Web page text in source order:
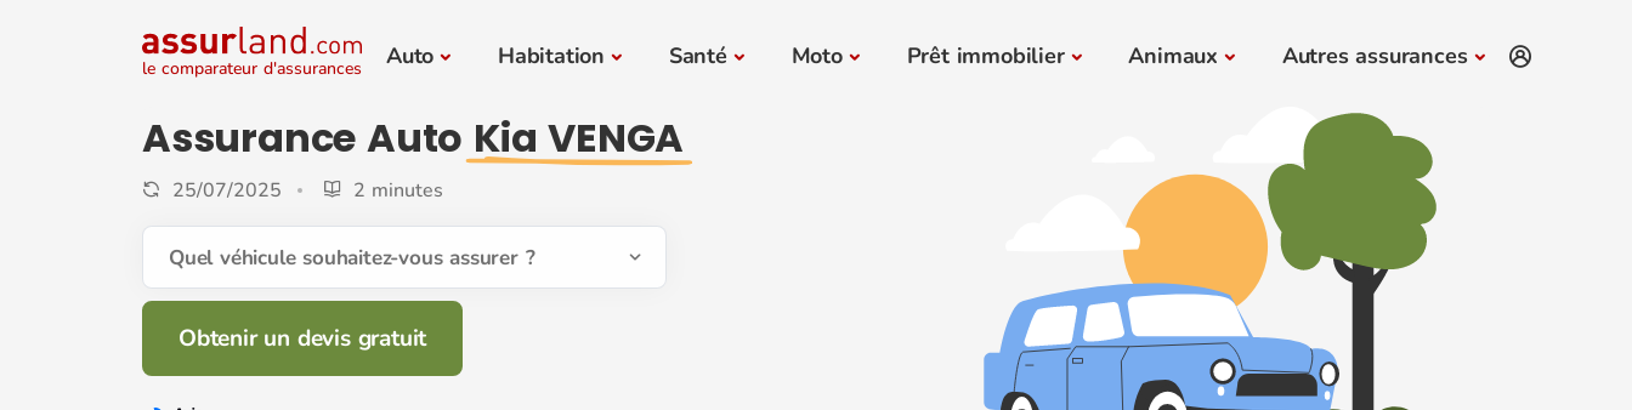
le comparateur d'assurances Auto Habitation Santé Moto Prêt immobilier Animaux Autres assurances
Assurance Auto Kia VENGA
25/07/2025 2 minutes
Quel véhicule souhaitez-vous assurer ?
Obtenir un devis gratuit